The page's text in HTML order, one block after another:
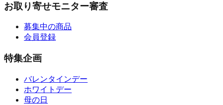
お取り寄せモニター審査
募集中の商品
会員登録
特集企画
バレンタインデー
ホワイトデー
母の日